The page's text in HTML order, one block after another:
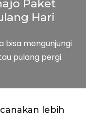
Paket
Hari
bisa mengunjungi
pulang pergi.
lebih